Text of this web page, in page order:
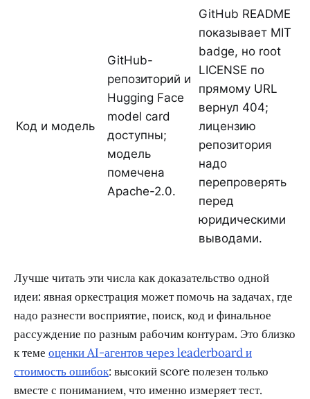
Код и модель
GitHub-
репозиторий и
Hugging Face
model card
доступны;
модель
помечена
Apache-2.0.
GitHub README
показывает MIT
badge, но root
LICENSE по
прямому URL
вернул 404;
лицензию
репозитория
надо
перепроверять
перед
юридическими
выводами.
Лучше читать эти числа как доказательство одной
идеи: явная оркестрация может помочь на задачах, где
надо разнести восприятие, поиск, код и финальное
рассуждение по разным рабочим контурам. Это близко
к теме оценки AI-агентов через leaderboard и
стоимость ошибок: высокий score полезен только
вместе с пониманием, что именно измеряет тест.